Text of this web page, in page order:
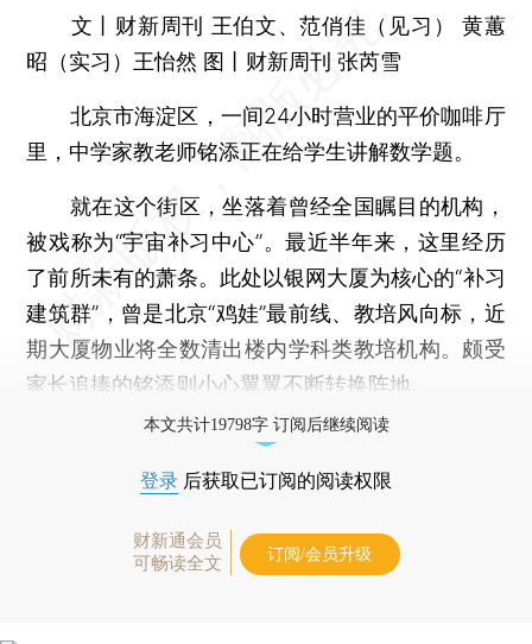
文丨财新周刊 王伯文、范俏佳（见习） 黄蕙
昭（实习）王怡然 图丨财新周刊 张芮雪
北京市海淀区，一间24小时营业的平价咖啡厅
里，中学家教老师铭添正在给学生讲解数学题。
就在这个街区，坐落着曾经全国瞩目的机构，
被戏称为“宇宙补习中心”。最近半年来，这里经历
了前所未有的萧条。此处以银网大厦为核心的“补习
建筑群”，曾是北京“鸡娃”最前线、教培风向标，近
期大厦物业将全数清出楼内学科类教培机构。颇受
家长追捧的铭添则小心翼翼不断转换阵地。
本文共计19798字 订阅后继续阅读
登录 后获取已订阅的阅读权限
财新通会员
可畅读全文
订阅/会员升级